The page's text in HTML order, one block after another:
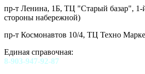
пр-т Ленина, 1Б, ТЦ "Старый базар", 1-
стороны набережной)
пр-т Космонавтов 10/4, ТЦ Техно
Единая справочная:
8-903-947-92-87